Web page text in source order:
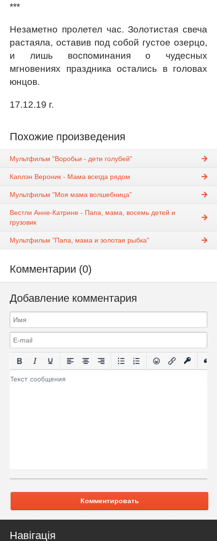
***
Незаметно пролетел час. Золотистая свеча
растаяла, оставив под собой густое озерцо,
и лишь воспоминания о чудесных
мгновениях праздника остались в головах
юнцов.
17.12.19 г.
Похожие произведения
Мультфильм "Воробьи - дети голубей"
Каплэн Вероник - Мама всегда рядом
Мультфильм "Моя мама волшебница"
Вестли Анне-Катрине - Папа, мама, восемь детей и
грузовик
Мультфильм "Папа, мама и золотая рыбка"
Комментарии (0)
Добавление комментария
Комментировать
Навігація